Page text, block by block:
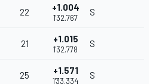
22 +1.004
1'32.767
S
21 +1.015
1'32.778
S
25 +1.571
1'33.334
S